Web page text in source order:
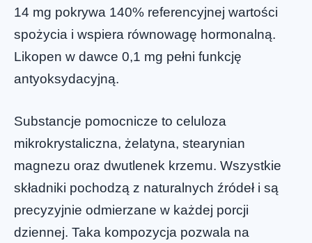
14 mg pokrywa 140% referencyjnej wartości
spożycia i wspiera równowagę hormonalną.
Likopen w dawce 0,1 mg pełni funkcję
antyoksydacyjną.
Substancje pomocnicze to celuloza
mikrokrystaliczna, żelatyna, stearynian
magnezu oraz dwutlenek krzemu. Wszystkie
składniki pochodzą z naturalnych źródeł i są
precyzyjnie odmierzane w każdej porcji
dziennej. Taka kompozycja pozwala na